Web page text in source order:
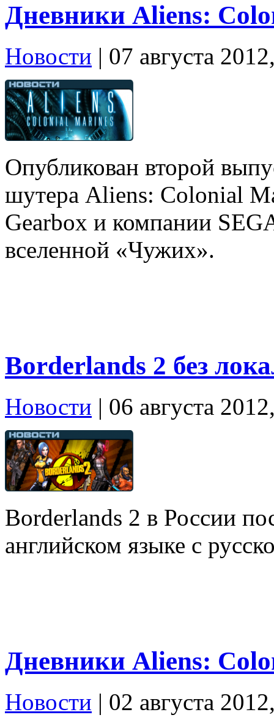
Дневники Aliens:
Новости | 07 августа
Опубликован второй
шутера Aliens: Colonial
Gearbox и компании
вселенной «Чужих».
Borderlands 2 без
Новости | 06 августа
Borderlands 2 в Росcии
английском языке с
Дневники Aliens:
Новости | 02 августа